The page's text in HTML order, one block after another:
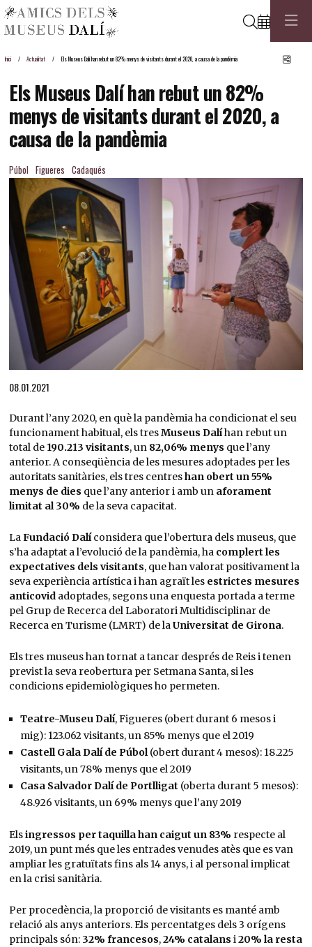
Cerca
Inici Actualitat Els Museus Dalí han rebut un 82% menys de visitants durant el 2020, a causa de la pandèmia
Els Museus Dalí han rebut un 82%
menys de visitants durant el 2020, a
causa de la pandèmia
Púbol Figueres Cadaqués
08.01.2021
Durant l’any 2020, en què la pandèmia ha condicionat el seu
funcionament habitual, els tresMuseus Dalíhan rebut un
total de190.213 visitants, un 82,06% menys que l’any
anterior. A conseqüència de les mesures adoptades per les
autoritats sanitàries, els tres centreshan obert un 55%
menys de dies que l’any anterior i amb un aforament
limitat al 30% de la seva capacitat.
LaFundació Dalí considera que l’obertura dels museus, que
s’ha adaptat a l’evolució de la pandèmia, ha complert les
expectatives dels visitants, que han valorat positivament la
seva experiència artística i han agraït les estrictes mesures
anticovid adoptades, segons una enquesta portada a terme
pel Grup de Recerca del Laboratori Multidisciplinar de
Recerca en Turisme (LMRT) de laUniversitat de Girona.
Els tres museus han tornat a tancar després de Reis i tenen
previst la seva reobertura per Setmana Santa, si les
condicions epidemiològiques ho permeten.
Teatre-Museu Dalí, Figueres (obert durant 6 mesos i
mig): 123.062 visitants, un 85% menys que el 2019
Castell Gala Dalí de Púbol(obert durant 4 mesos): 18.225
visitants, un 78% menys que el 2019
Casa Salvador Dalí de Portlligat (oberta durant 5 mesos):
48.926 visitants, un 69% menys que l’any 2019
Elsingressos per taquilla han caigut un 83% respecte al
2019, un punt més que les entrades venudes atès que es van
ampliar les gratuïtats fins als 14 anys, i al personal implicat
en la crisi sanitària.
Per procedència, la proporció de visitants es manté amb
relació als anys anteriors. Els percentatges dels 3 orígens
principals són: 32% francesos,24% catalans i20% la resta